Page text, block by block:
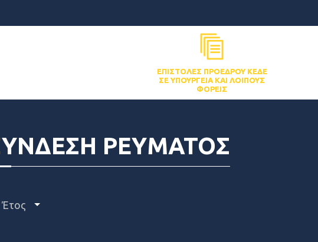
ΕΠΙΣΤΟΛΈΣ ΠΡΟΈΔΡΟΥ ΚΕΔΕ
ΣΕ ΥΠΟΥΡΓΕΊΑ ΚΑΙ ΛΟΙΠΟΎΣ
ΦΟΡΕΊΣ
ΡΕΥΜΑΤΟΣ
Έτος